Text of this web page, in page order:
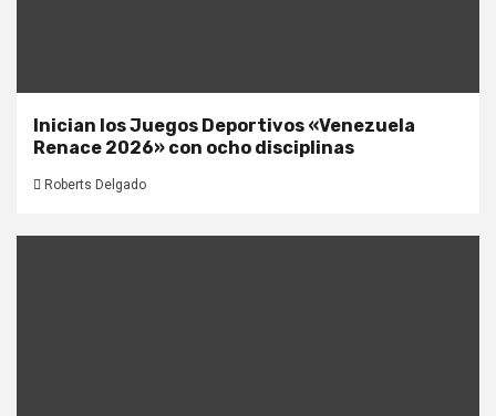
Inician los Juegos Deportivos «Venezuela
Renace 2026» con ocho disciplinas
Roberts Delgado